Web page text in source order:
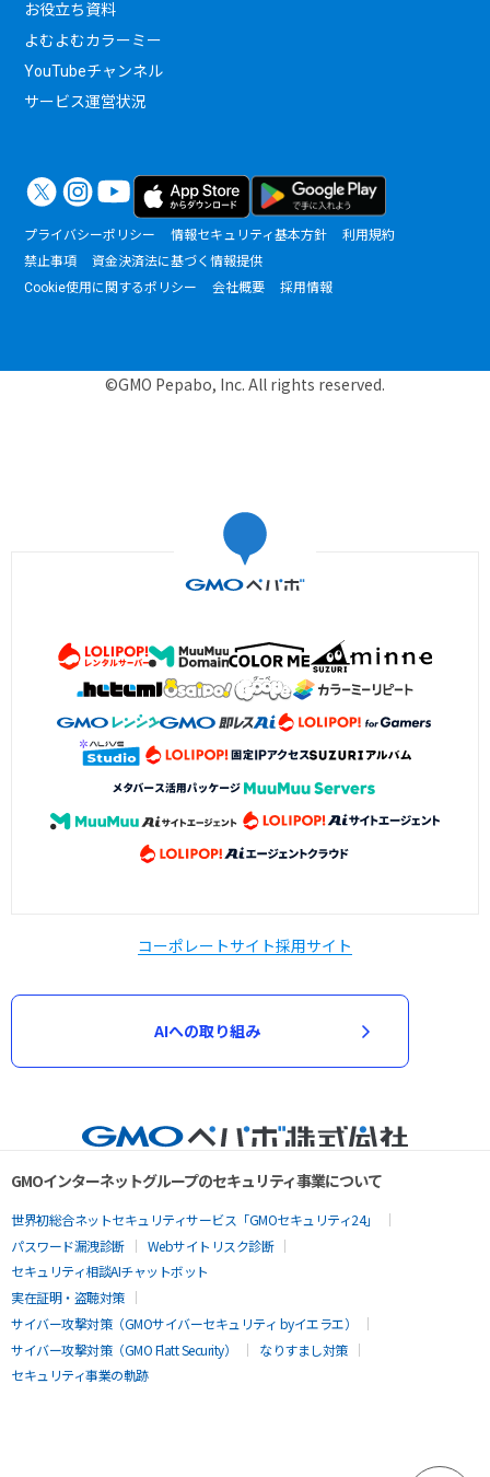
お役立ち資料
よむよむカラーミー
YouTubeチャンネル
サービス運営状況
プライバシーポリシー 情報セキュリティ基本方針
利用規約
禁止事項
資金決済法に基づく情報提供
Cookie使用に関するポリシー
会社概要 採用情報
©GMO Pepabo, Inc. All rights reserved.
コーポレートサイト採用サイト
AIへの取り組み
GMOインターネットグループのセキュリティ事業について
世界初総合ネットセキュリティサービス「GMOセキュリティ24」
パスワード漏洩診断
Webサイトリスク診断
セキュリティ相談AIチャットボット
実在証明・盗聴対策
サイバー攻撃対策（GMOサイバーセキュリティ byイエラエ）
サイバー攻撃対策（GMO Flatt Security）
なりすまし対策
セキュリティ事業の軌跡